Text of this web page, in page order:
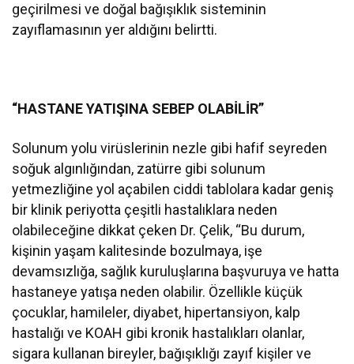
geçirilmesi ve doğal bağışıklık sisteminin
zayıflamasının yer aldığını belirtti.
“HASTANE YATIŞINA SEBEP OLABİLİR”
Solunum yolu virüslerinin nezle gibi hafif seyreden
soğuk algınlığından, zatürre gibi solunum
yetmezliğine yol açabilen ciddi tablolara kadar geniş
bir klinik periyotta çeşitli hastalıklara neden
olabileceğine dikkat çeken Dr. Çelik, “Bu durum,
kişinin yaşam kalitesinde bozulmaya, işe
devamsızlığa, sağlık kuruluşlarına başvuruya ve hatta
hastaneye yatışa neden olabilir. Özellikle küçük
çocuklar, hamileler, diyabet, hipertansiyon, kalp
hastalığı ve KOAH gibi kronik hastalıkları olanlar,
sigara kullanan bireyler, bağışıklığı zayıf kişiler ve